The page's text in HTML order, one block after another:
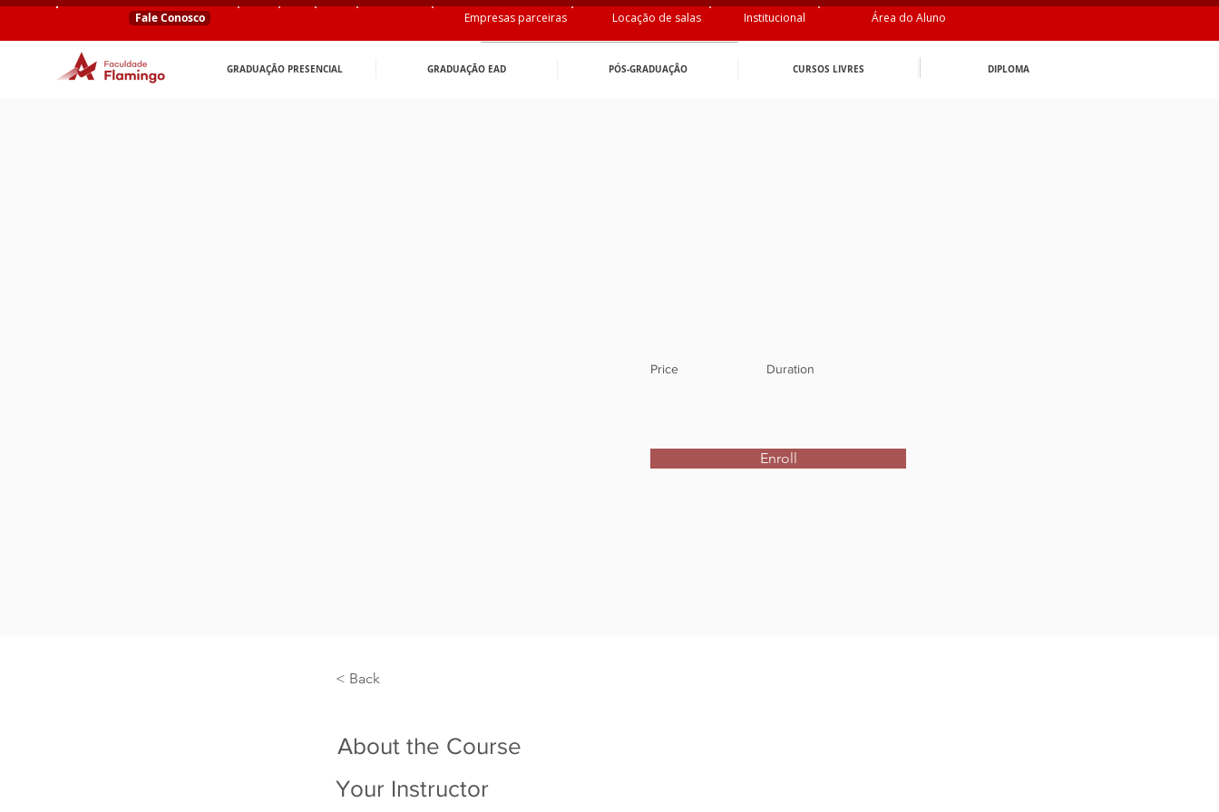
Fale Conosco Locação de salas Institucional
Empresas parceiras Área do Aluno
GRADUAÇÃO PRESENCIAL GRADUAÇÃO EAD PÓS-GRADUAÇÂO CURSOS LIVRES DIPLOMA
Price Duration
Enroll
< Back
About the Course
Your Instructor